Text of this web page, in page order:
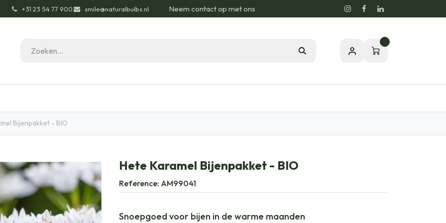
͏+31 23 54 77 900 smile@naturalbulbs.nl Neem contact op met ons
Bijenpakket - BIO
Hete Karamel Bijenpakket - BIO
Reference: AM99041
Snoepgoed voor bijen in de warme maanden